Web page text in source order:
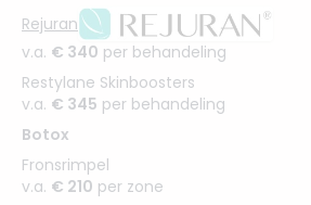
Rejuran
v.a. € 340 per behandeling
Restylane Skinboosters
v.a. € 345 per behandeling
Botox
Fronsrimpel
v.a. € 210 per zone